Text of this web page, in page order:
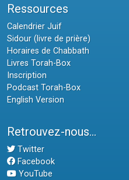
Ressources
Calendrier Juif
Sidour (livre de prière)
Horaires de Chabbath
Livres Torah-Box
Inscription
Podcast Torah-Box
English Version
Retrouvez-nous...
Twitter
Facebook
YouTube